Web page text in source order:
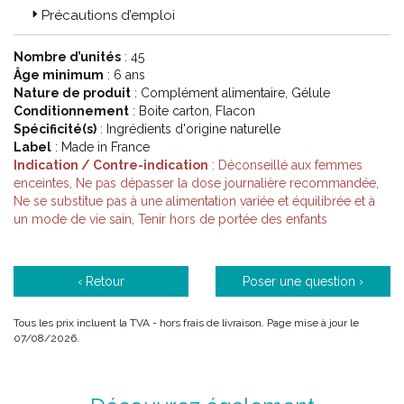
Précautions d’emploi
Nombre d’unités : 45
Âge minimum : 6 ans
Nature de produit : Complément alimentaire, Gélule
Conditionnement : Boite carton, Flacon
Spécificité(s) : Ingrédients d'origine naturelle
Label : Made in France
Indication / Contre-indication : Déconseillé aux femmes
enceintes, Ne pas dépasser la dose journalière recommandée,
Ne se substitue pas à une alimentation variée et équilibrée et à
un mode de vie sain, Tenir hors de portée des enfants
‹ Retour Poser une question ›
Tous les prix incluent la TVA - hors frais de livraison. Page mise à jour le
07/08/2026.